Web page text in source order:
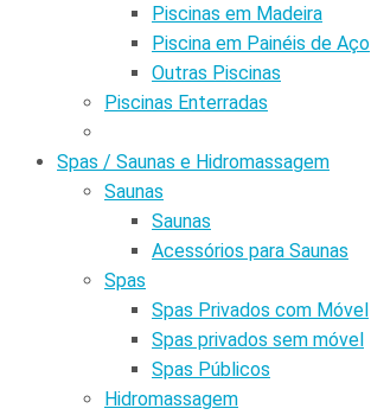
Piscinas em Madeira
Piscina em Painéis de Aço
Outras Piscinas
Piscinas Enterradas
Spas / Saunas e Hidromassagem
Saunas
Saunas
Acessórios para Saunas
Spas
Spas Privados com Móvel
Spas privados sem móvel
Spas Públicos
Hidromassagem